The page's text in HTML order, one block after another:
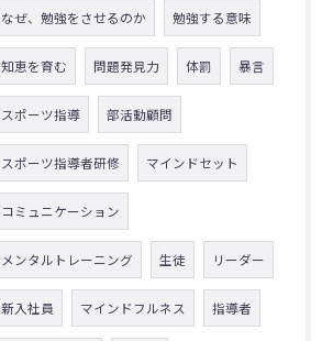
なぜ、勉強をさせるのか 勉強する意味
知恵を育む 問題発見力 体罰 暴言
スポーツ指導 部活動顧問
スポーツ指導者研修 マインドセット
コミュニケーション
メンタルトレーニング 生徒 リーダー
新入社員 マインドフルネス 指導者